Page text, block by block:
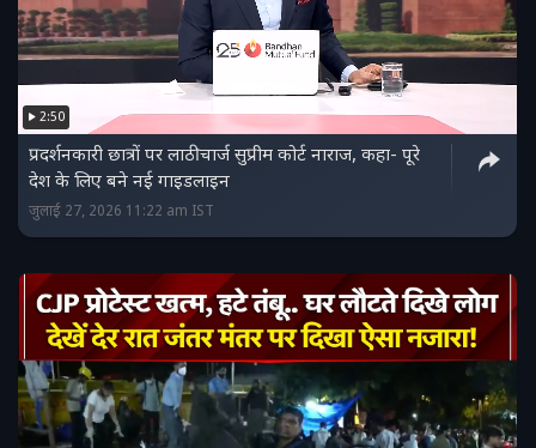
2:50
प्रदर्शनकारी छात्रों पर लाठीचार्ज सुप्रीम कोर्ट नाराज, कहा- पूरे
देश के लिए बने नई गाइडलाइन
जुलाई 27, 2026 11:22 am IST